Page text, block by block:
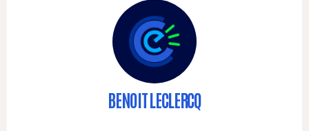
BENOIT LECLERCQ